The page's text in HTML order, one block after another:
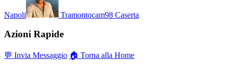
Napoli Tramontocam98 Caserta
Azioni Rapide
💬 Invia Messaggio 🏠 Torna alla Home